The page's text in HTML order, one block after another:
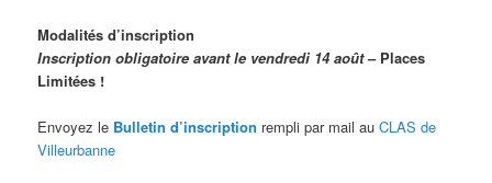
Modalités d’inscription
Inscription obligatoire avant le vendredi 14 août – Places
Limitées !
Envoyez le Bulletin d’inscription rempli par mail auCLAS de
Villeurbanne